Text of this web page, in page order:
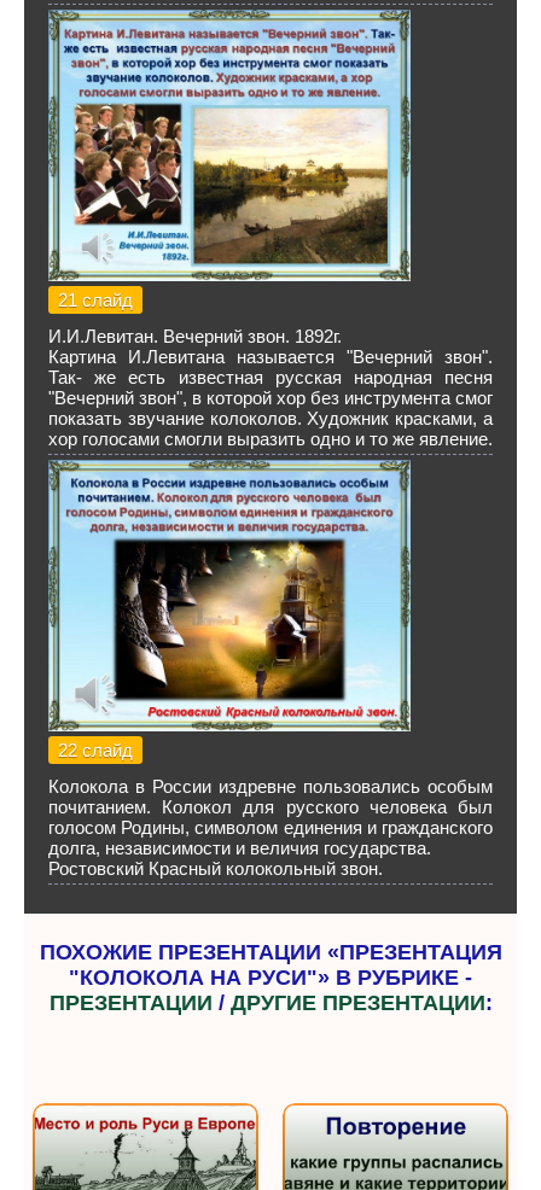
21 слайд
И.И.Левитан. Вечерний звон. 1892г.
Картина И.Левитана называется "Вечерний звон".
Так- же есть известная русская народная песня
"Вечерний звон", в которой хор без инструмента смог
показать звучание колоколов. Художник красками, а
хор голосами смогли выразить одно и то же явление.
22 слайд
Колокола в России издревне пользовались особым
почитанием. Колокол для русского человека был
голосом Родины, символом единения и гражданского
долга, независимости и величия государства.
Ростовский Красный колокольный звон.
ПОХОЖИЕ ПРЕЗЕНТАЦИИ «ПРЕЗЕНТАЦИЯ
"КОЛОКОЛА НА РУСИ"» В РУБРИКЕ -
ПРЕЗЕНТАЦИИ / ДРУГИЕ ПРЕЗЕНТАЦИИ: